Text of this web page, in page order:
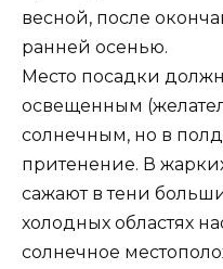
весной, после
ранней осенью.
Место посадки
освещенным
солнечным, но в
притенение. В
сажают в тени
холодных областях
солнечное